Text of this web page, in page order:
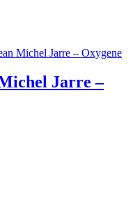
Jarre –